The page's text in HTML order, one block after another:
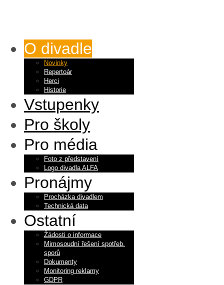
O divadle
Novinky
Repertoár
Herci
Historie
Vstupenky
Pro školy
Pro média
Foto z představení
Logo divadla ALFA
Pronájmy
Procházka divadlem
Technická data
Ostatní
Žádosti o informace
Mimosoudní řešení spotřeb.
sporů
Dokumenty
Monitoring reklamy
GDPR